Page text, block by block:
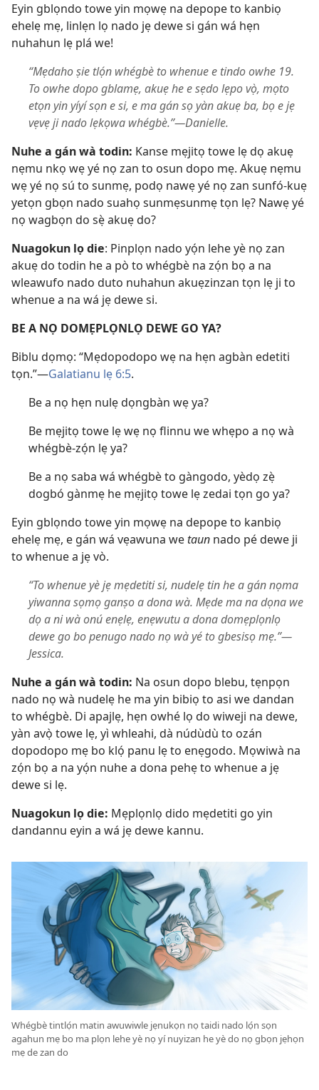
Eyin gblọndo towe yin mọwẹ na depope to kanbiọ
ehelẹ mẹ, linlẹn lọ nado jẹ dewe si gán wá hẹn
nuhahun lẹ plá we!
“Mẹdaho ṣie tlọ́n whégbè to whenue e tindo owhe 19.
To owhe dopo gblamẹ, akuẹ he e sẹdo lẹpo vọ̀, mọto
etọn yin yíyí sọn e si, e ma gán sọ yàn akuẹ ba, bọ e jẹ
vẹvẹ ji nado lẹkọwa whégbè.”​—Danielle.
Nuhe a gán wà todin: Kanse mẹjitọ towe lẹ dọ akuẹ
nẹmu nkọ wẹ yé nọ zan to osun dopo mẹ. Akuẹ nẹmu
wẹ yé nọ sú to sunmẹ, podọ nawẹ yé nọ zan sunfó-kuẹ
yetọn gbọn nado suahọ sunmẹsunmẹ tọn lẹ? Nawẹ yé
nọ wagbọn do sẹ̀ akuẹ do?
Nuagokun lọ die: Pinplọn nado yọ́n lehe yè nọ zan
akuẹ do todin he a pò to whégbè na zọ́n bọ a na
wleawufo nado duto nuhahun akuẹzinzan tọn lẹ ji to
whenue a na wá jẹ dewe si.
BE A NỌ DOMẸPLỌNLỌ DEWE GO YA?
Biblu dọmọ: “Mẹdopodopo wẹ na hẹn agbàn edetiti
tọn.”​—Galatianu lẹ 6:5.
Be a nọ hẹn nulẹ dọngbàn wẹ ya?
Be mẹjitọ towe lẹ wẹ nọ flinnu we whẹpo a nọ wà
whégbè-zọ́n lẹ ya?
Be a nọ saba wá whégbè to gàngodo, yèdọ zẹ̀
dogbó gànmẹ he mẹjitọ towe lẹ zedai tọn go ya?
Eyin gblọndo towe yin mọwẹ na depope to kanbiọ
ehelẹ mẹ, e gán wá vẹawuna we taun nado pé dewe ji
to whenue a jẹ vò.
“To whenue yè jẹ mẹdetiti si, nudelẹ tin he a gán nọma
yiwanna sọmọ ganṣo a dona wà. Mẹde ma na dọna we
dọ a ni wà onú enẹlẹ, enẹwutu a dona domẹplọnlọ
dewe go bo penugo nado nọ wà yé to gbesisọ mẹ.”​—
Jessica.
Nuhe a gán wà todin: Na osun dopo blebu, tẹnpọn
nado nọ wà nudelẹ he ma yin bibiọ to asi we dandan
to whégbè. Di apajlẹ, hẹn owhé lọ do wiweji na dewe,
yàn avọ̀ towe lẹ, yì whleahi, dà núdùdù to ozán
dopodopo mẹ bo klọ́ panu lẹ to enẹgodo. Mọwiwà na
zọ́n bọ a na yọ́n nuhe a dona pehẹ to whenue a jẹ
dewe si lẹ.
Nuagokun lọ die: Mẹplọnlọ dido mẹdetiti go yin
dandannu eyin a wá jẹ dewe kannu.
Whégbè tintlọ́n matin awuwiwle jẹnukọn nọ taidi nado lọ́n sọn
agahun mẹ bo ma plọn lehe yè nọ yí nuyizan he yè do nọ gbọn jẹhọn
mẹ de zan do